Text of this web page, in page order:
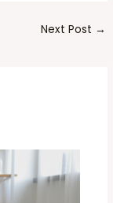
Next Post →